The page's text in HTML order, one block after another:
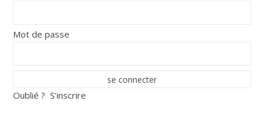
Mot de passe
Oublié ? S’inscrire